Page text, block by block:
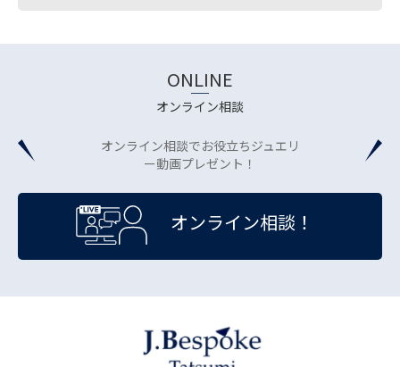
ONLINE
オンライン相談
オンライン相談でお役立ちジュエリ
ー動画プレゼント！
オンライン相談！